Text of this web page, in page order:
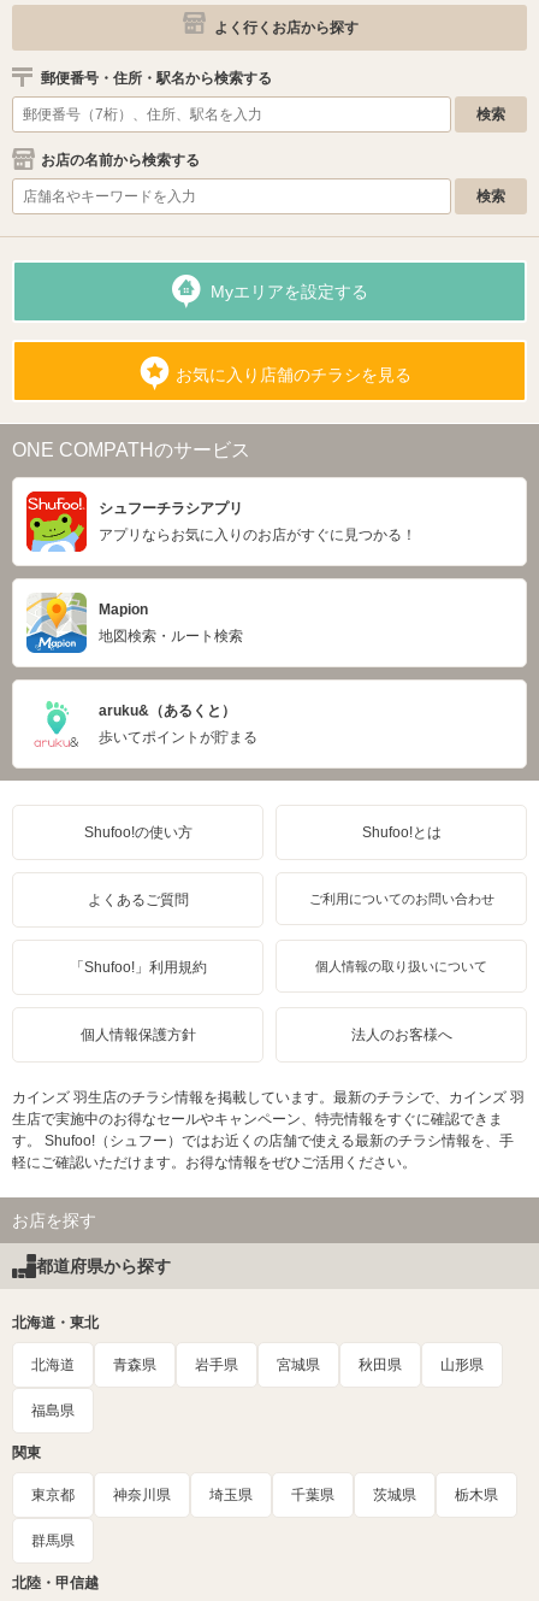
よく行くお店から探す
郵便番号・住所・駅名から検索する
お店の名前から検索する
Myエリアを設定する
お気に入り店舗のチラシを見る
ONE COMPATHのサービス
シュフーチラシアプリ
アプリならお気に入りのお店がすぐに見つかる！
Mapion
地図検索・ルート検索
aruku&（あるくと）
歩いてポイントが貯まる
Shufoo!の使い方 Shufoo!とは
よくあるご質問 ご利用についてのお問い合わせ
「Shufoo!」利用規約 個人情報の取り扱いについて
個人情報保護方針 法人のお客様へ
カインズ 羽生店のチラシ情報を掲載しています。最新のチラシで、カインズ 羽
生店で実施中のお得なセールやキャンペーン、特売情報をすぐに確認できま
す。 Shufoo!（シュフー）ではお近くの店舗で使える最新のチラシ情報を、手
軽にご確認いただけます。お得な情報をぜひご活用ください。
お店を探す
都道府県から探す
北海道・東北
北海道 青森県 岩手県 宮城県 秋田県 山形県
福島県
関東
東京都 神奈川県 埼玉県 千葉県 茨城県 栃木県
群馬県
北陸・甲信越